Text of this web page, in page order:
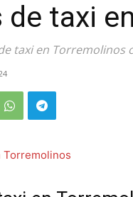
de taxi
taxi en Torremolinos